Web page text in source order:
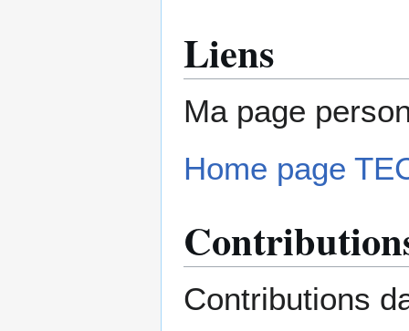
Liens
Ma page
Home page
Contributions